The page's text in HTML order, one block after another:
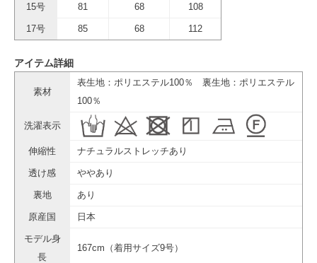
15号 81 68 108
17号 85 68 112
アイテム詳細
素材
表生地：ポリエステル100％ 裏生地：ポリエステル
100％
洗濯表示
伸縮性 ナチュラルストレッチあり
透け感 ややあり
裏地 あり
原産国 日本
モデル身
長
167cm（着用サイズ9号）